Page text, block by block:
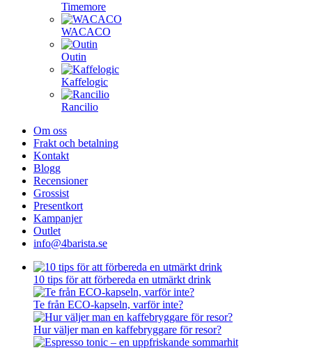
Timemore
WACACO
Outin
Kaffelogic
Rancilio
Om oss
Frakt och betalning
Kontakt
Blogg
Recensioner
Grossist
Presentkort
Kampanjer
Outlet
info@4barista.se
10 tips för att förbereda en utmärkt drink
Te från ECO-kapseln, varför inte?
Hur väljer man en kaffebryggare för resor?